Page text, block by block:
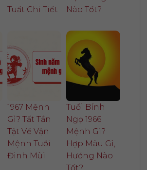
Tuất Chi Tiết
Nào Tốt?
1967 Mệnh
Gì? Tất Tần
Tật Về Vận
Mệnh Tuổi
Đinh Mùi
Tuổi Bính
Ngọ 1966
Mệnh Gì?
Hợp Màu Gì,
Hướng Nào
Tốt?